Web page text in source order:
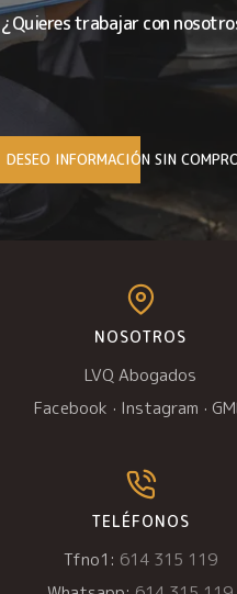
¿Quieres trabajar con
DESEO INFORMACIÓN SIN
NOSOTROS
LVQ Abogados
Facebook · Instagram ·
TELÉFONOS
Tfno1: 614 315 119